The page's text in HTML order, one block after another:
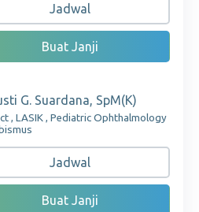
Jadwal
Buat Janji
G. Suardana, SpM(K)
, LASIK , Pediatric Ophthalmology
Jadwal
Buat Janji